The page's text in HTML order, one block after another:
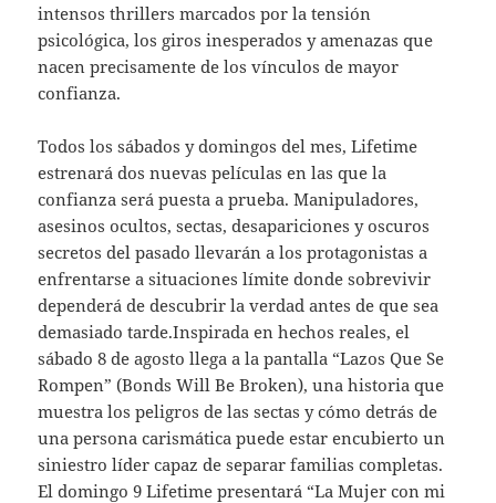
intensos thrillers marcados por la tensión
psicológica, los giros inesperados y amenazas que
nacen precisamente de los vínculos de mayor
confianza.
Todos los sábados y domingos del mes, Lifetime
estrenará dos nuevas películas en las que la
confianza será puesta a prueba. Manipuladores,
asesinos ocultos, sectas, desapariciones y oscuros
secretos del pasado llevarán a los protagonistas a
enfrentarse a situaciones límite donde sobrevivir
dependerá de descubrir la verdad antes de que sea
demasiado tarde.Inspirada en hechos reales, el
sábado 8 de agosto llega a la pantalla “Lazos Que Se
Rompen” (Bonds Will Be Broken), una historia que
muestra los peligros de las sectas y cómo detrás de
una persona carismática puede estar encubierto un
siniestro líder capaz de separar familias completas.
El domingo 9 Lifetime presentará “La Mujer con mi